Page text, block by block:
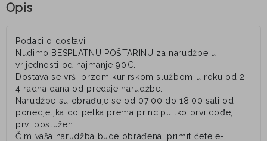
Opis
Podaci o dostavi:
Nudimo BESPLATNU POŠTARINU za narudžbe u
vrijednosti od najmanje 90€.
Dostava se vrši brzom kurirskom službom u roku od 2-
4 radna dana od predaje narudžbe.
Narudžbe su obrađuje se od 07:00 do 18:00 sati od
ponedjeljka do petka prema principu tko prvi dođe,
prvi poslužen.
Čim vaša narudžba bude obrađena, primit ćete e-